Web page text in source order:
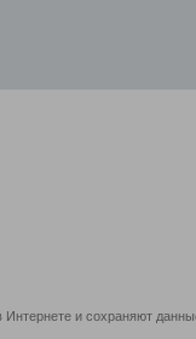
и сохраняют